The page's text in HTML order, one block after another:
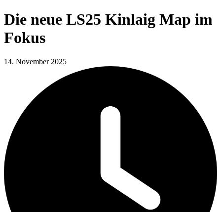
Die neue LS25 Kinlaig Map im
Fokus
14. November 2025